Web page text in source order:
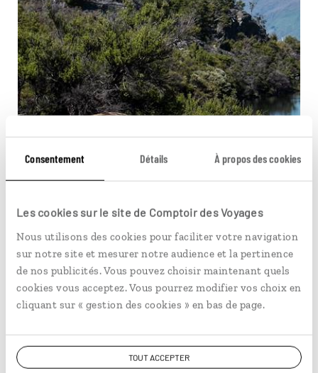
Consentement Détails À propos des cookies
Les cookies sur le site de Comptoir des Voyages
Nous utilisons des cookies pour faciliter votre navigation
sur notre site et mesurer notre audience et la pertinence
de nos publicités. Vous pouvez choisir maintenant quels
cookies vous acceptez. Vous pourrez modifier vos choix en
cliquant sur « gestion des cookies » en bas de page.
TOUT ACCEPTER
Au pays des kiwis
Autotour animaux Nouvelle-Zélande : Stewart
Island, Waitomo, Kapiti Island...
27 jours / 23 nuits
à partir de 6500€